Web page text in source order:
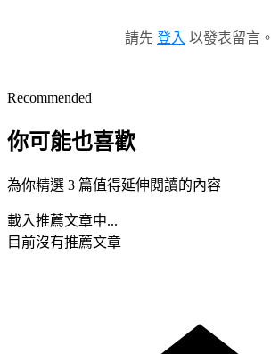
請先 登入 以發表留言。
Recommended
你可能也喜歡
為你精選 3 篇值得延伸閱讀的內容
載入推薦文章中...
目前沒有推薦文章